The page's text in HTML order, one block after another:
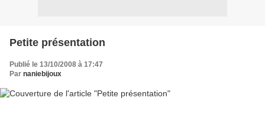
Petite présentation
Publié le 13/10/2008 à 17:47
Par naniebijoux